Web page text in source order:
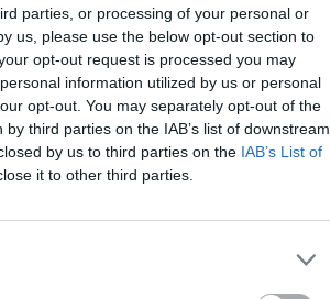
parties, or processing of your personal or
us, please use the below opt-out section to
opt-out request is processed you may
information utilized by us or personal
opt-out. You may separately opt-out of the
third parties on the IAB’s list of downstream
by us to third parties on the IAB’s List of
it to other third parties.